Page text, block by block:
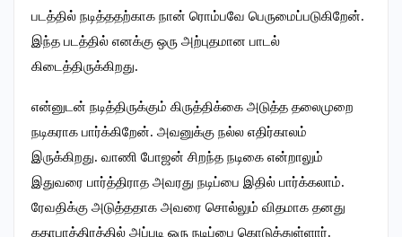
படத்தில் நடித்ததற்காக நான் ரொம்பவே பெருமைப்படுகிறேன்.
இந்த படத்தில் எனக்கு ஒரு அற்புதமான பாடல்
கிடைத்திருக்கிறது.
என்னுடன் நடித்திருக்கும் கிருத்திக்கை அடுத்த தலைமுறை
நடிகராக பார்க்கிறேன். அவனுக்கு நல்ல எதிர்காலம்
இருக்கிறது. வாணி போஜன் சிறந்த நடிகை என்றாலும்
இதுவரை பார்த்திராத அவரது நடிப்பை இதில் பார்க்கலாம்.
ரேவதிக்கு அடுத்ததாக அவரை சொல்லும் விதமாக தனது
கதாபாத்திரத்தில் அப்படி ஒரு நடிப்பை கொடுத்துள்ளார்.